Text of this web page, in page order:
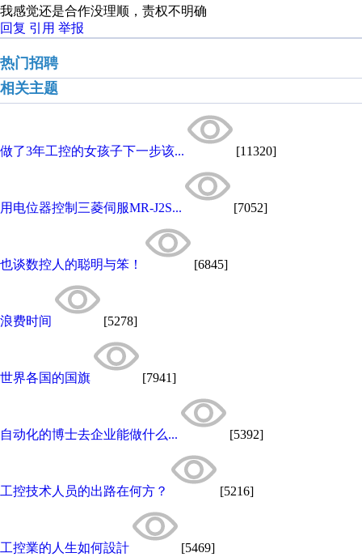
我感觉还是合作没理顺，责权不明确
回复 引用 举报
热门招聘
相关主题
做了3年工控的女孩子下一步该... [11320]
用电位器控制三菱伺服MR-J2S... [7052]
也谈数控人的聪明与笨！ [6845]
浪费时间 [5278]
世界各国的国旗 [7941]
自动化的博士去企业能做什么... [5392]
工控技术人员的出路在何方？ [5216]
工控業的人生如何設計 [5469]